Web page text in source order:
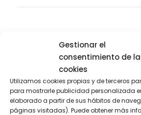
Gestionar el
consentimiento de
cookies
Utilizamos cookies propias y de terceros
para mostrarle publicidad personalizada
elaborado a partir de sus hábitos de
páginas visitadas). Puede obtener más
Buscador de artículos